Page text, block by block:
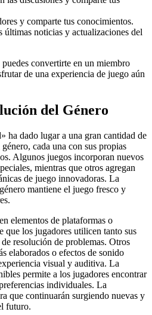
y comparte tus conocimientos.
últimas noticias y actualizaciones del
convertirte en un miembro
de una experiencia de juego aún
del Género
ha dado lugar a una gran cantidad de
cada una con sus propias
Algunos juegos incorporan nuevos
mientras que otros agregan
de juego innovadoras. La
mantiene el juego fresco y
elementos de plataformas o
que los jugadores utilicen tanto sus
resolución de problemas. Otros
elaborados o efectos de sonido
visual y auditiva. La
permite a los jugadores encontrar
individuales. La
que continuarán surgiendo nuevas y
futuro.